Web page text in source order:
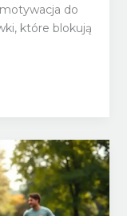
do
które blokują